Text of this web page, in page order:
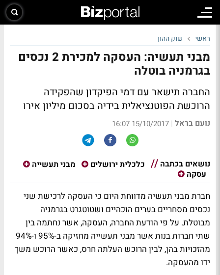
ראשי שוק ההון
מבני תעשיה: העסקה למכירת 2 נכסים
בגרמניה בוטלה
החברה תישאר עם דמי הפיקדון שהפקידה
הרוכשת הפוטנציאלית בידיה בסכום מיליון אירו
נועם בראל |
15/10/2017 16:07
נושאים בכתבה כלכלית ירושלים
מבני תעשייה
עסקה
חברת מבני תעשיה מדווחת היום כי העסקה לרכישת שני
נכסים מסחריים בערים הוכהיים ושטוטגרט בגרמניה
מבוטלת. על פי הודעת החברה, העסקה, אשר נחתמה בין
שתי חברות בנות אשר מבני תעשייה מחזיקה ב-95% ו-94%
מהזכויות בהן, לבין הרוכש העלתה חרס, כאשר הרוכש משך
ידו מהעסקה.